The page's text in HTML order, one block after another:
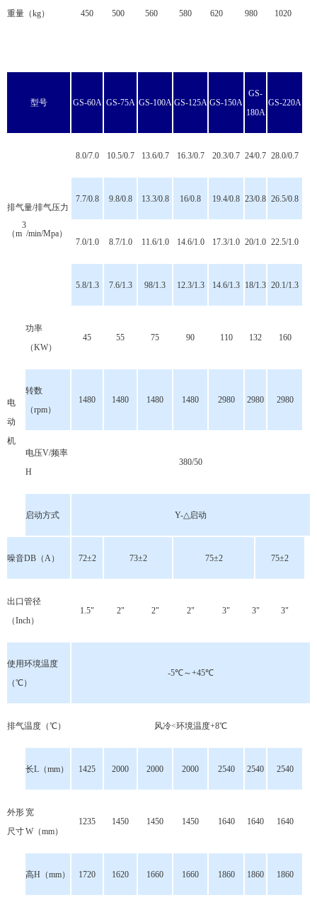
重量（kg） 450 500 560 580 620 980 1020
型号 GS-60A GS-75A GS-100A GS-125A GS-150A
GS-
180A
GS-220A
排气量/排气压力
（m
3
/min/Mpa）
8.0/7.0 10.5/0.7 13.6/0.7 16.3/0.7 20.3/0.7 24/0.7 28.0/0.7
7.7/0.8 9.8/0.8 13.3/0.8 16/0.8 19.4/0.8 23/0.8 26.5/0.8
7.0/1.0 8.7/1.0 11.6/1.0 14.6/1.0 17.3/1.0 20/1.0 22.5/1.0
5.8/1.3 7.6/1.3 98/1.3 12.3/1.3 14.6/1.3 18/1.3 20.1/1.3
电
动
机
功率
（KW）
45 55 75 90 110 132 160
转数
（rpm）
1480 1480 1480 1480 2980 2980 2980
电压V/频率
H
380/50
启动方式 Y-△启动
噪音DB（A） 72±2 73±2 75±2 75±2
出口管径
（Inch）
1.5" 2" 2" 2" 3" 3" 3"
使用环境温度
（℃）
-5℃～+45℃
排气温度（℃） 风冷<环境温度+8℃
外形
尺寸
长L（mm） 1425 2000 2000 2000 2540 2540 2540
宽
W（mm）
1235 1450 1450 1450 1640 1640 1640
高H（mm） 1720 1620 1660 1660 1860 1860 1860